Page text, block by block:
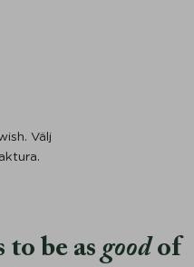
Välj
be as goodof